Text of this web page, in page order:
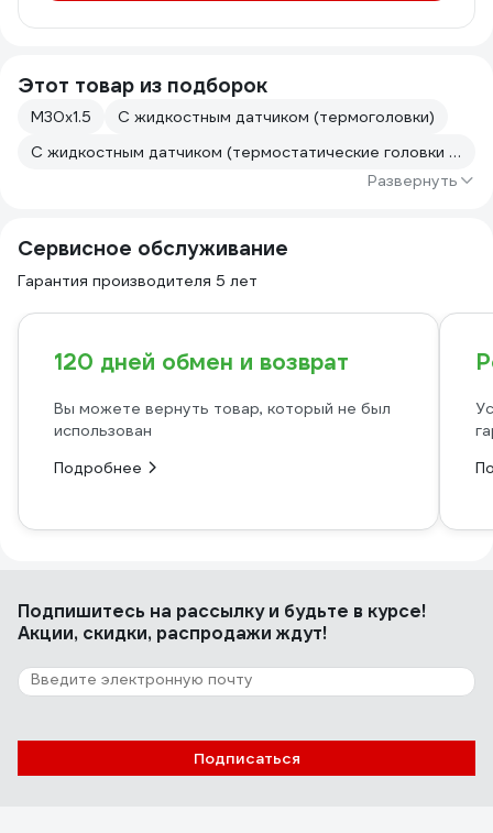
Этот товар из подборок
М30х1.5
С жидкостным датчиком (термоголовки)
С жидкостным датчиком (термостатические головки со встроенным датчиком)
Развернуть
Сервисное обслуживание
Гарантия производителя 5 лет
120 дней обмен и возврат
Вы можете вернуть товар, который не был
использован
Подробнее
Подпишитесь на рассылкуи будьте в курсе!
Акции, скидки, распродажи ждут!
Подписаться